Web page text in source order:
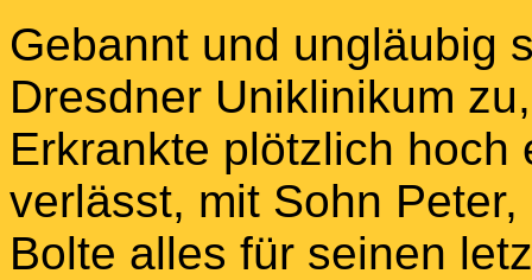
Gebannt und ungläubig
Dresdner Uniklinikum
Erkrankte plötzlich
verlässt, mit Sohn
Bolte alles für seinen